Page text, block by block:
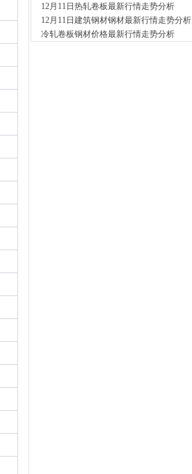
现货供应：低合金板|高强度板|Z向板|
2小时前 已更新资源254条 联系方式
山东鑫启程钢管有限公司
12月11日热轧卷板最新行情走势分析
12月11日建筑钢材钢材最新行情走势分析
冷轧卷板钢材价格最新行情走势分析